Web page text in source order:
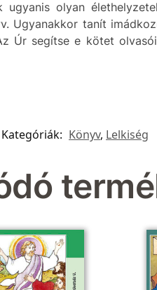
olyan
Ugyanakkor tanít
Úr segítse e kötet
Kategóriák: Könyv, Lelkiség